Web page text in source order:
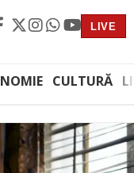
LIVE
CULTURĂ